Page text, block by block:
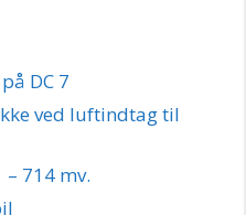
DC 7
ved luftindtag til
714 mv.